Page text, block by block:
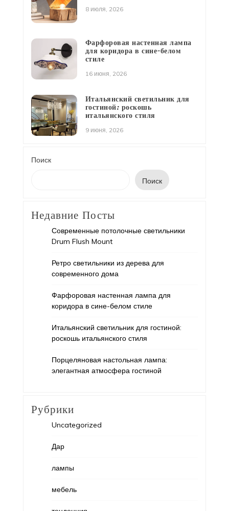
8 июля, 2026
Фарфоровая настенная лампа
для коридора в сине-белом
стиле
16 июня, 2026
Итальянский светильник для
гостиной: роскошь
итальянского стиля
9 июня, 2026
Поиск
Поиск
Недавние Посты
Современные потолочные светильники
Drum Flush Mount
Ретро светильники из дерева для
современного дома
Фарфоровая настенная лампа для
коридора в сине-белом стиле
Итальянский светильник для гостиной:
роскошь итальянского стиля
Порцеляновая настольная лампа:
элегантная атмосфера гостиной
Рубрики
Uncategorized
Дар
лампы
мебель